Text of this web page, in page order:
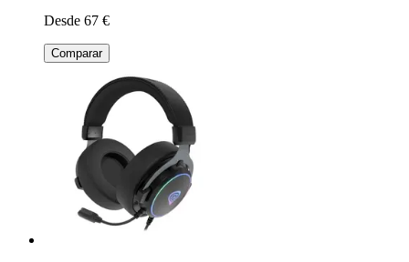
Desde 67 €
Comparar